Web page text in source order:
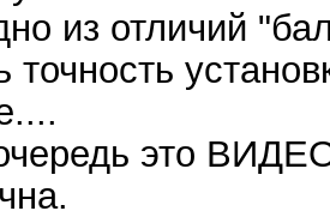
из отличий
это